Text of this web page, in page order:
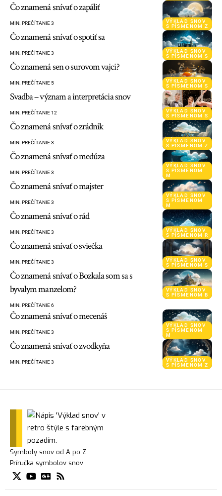
VÝKLAD SNOV
S PÍSMENOM Z
Čo znamená snívať o zapáliť
MIN. PREČÍTANIE 3
VÝKLAD SNOV
S PÍSMENOM S
Čo znamená snívať o spotiť sa
MIN. PREČÍTANIE 3
VÝKLAD SNOV
S PÍSMENOM S
Čo znamená sen o surovom vajci?
MIN. PREČÍTANIE 5
VÝKLAD SNOV
S PÍSMENOM S
Svadba – význam a interpretácia snov
MIN. PREČÍTANIE 12
VÝKLAD SNOV
S PÍSMENOM Z
Čo znamená snívať o zrádnik
MIN. PREČÍTANIE 3
VÝKLAD SNOV
S PÍSMENOM
M
Čo znamená snívať o medúza
MIN. PREČÍTANIE 3
VÝKLAD SNOV
S PÍSMENOM
M
Čo znamená snívať o majster
MIN. PREČÍTANIE 3
VÝKLAD SNOV
S PÍSMENOM R
Čo znamená snívať o rád
MIN. PREČÍTANIE 3
VÝKLAD SNOV
S PÍSMENOM S
Čo znamená snívať o sviečka
MIN. PREČÍTANIE 3
VÝKLAD SNOV
S PÍSMENOM B
Čo znamená snívať o Bozkala som sa s
byvalym manzelom?
MIN. PREČÍTANIE 6
VÝKLAD SNOV
S PÍSMENOM
M
Čo znamená snívať o mecenáš
MIN. PREČÍTANIE 3
VÝKLAD SNOV
S PÍSMENOM Z
Čo znamená snívať o zvodkyňa
MIN. PREČÍTANIE 3
Symboly snov od A po Z
Príručka symbolov snov